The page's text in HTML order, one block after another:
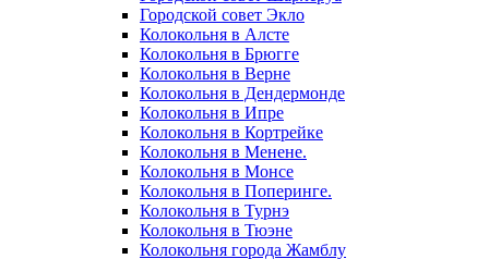
Городской совет Экло
Колокольня в Алсте
Колокольня в Брюгге
Колокольня в Верне
Колокольня в Дендермонде
Колокольня в Ипре
Колокольня в Кортрейке
Колокольня в Менене.
Колокольня в Монсе
Колокольня в Поперинге.
Колокольня в Турнэ
Колокольня в Тюэне
Колокольня города Жамблу